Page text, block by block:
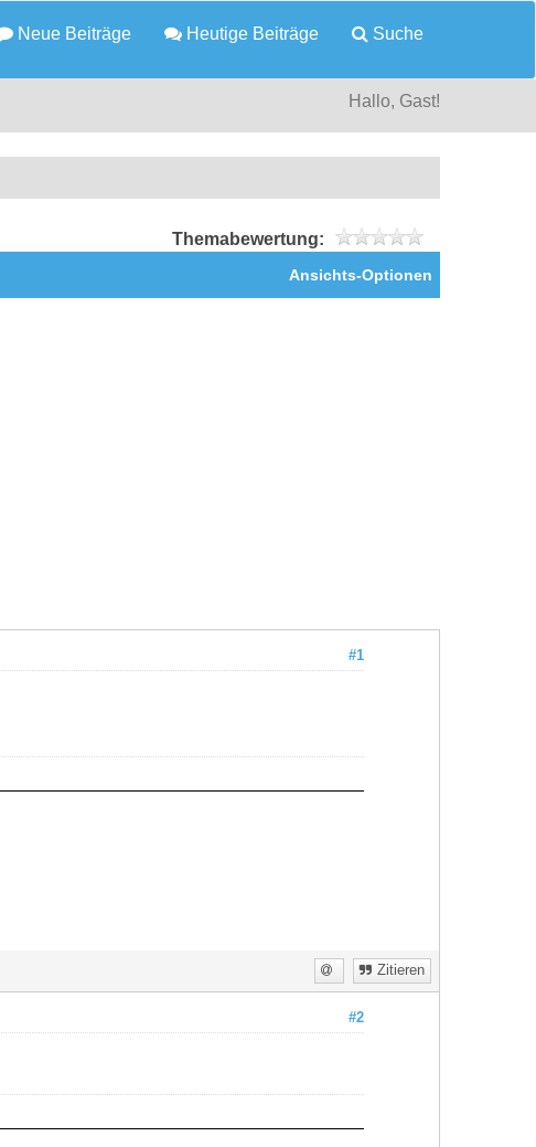
Neue Beiträge Heutige Beiträge Suche
Hallo, Gast!
Themabewertung:
Ansichts-Optionen
#1
Zitieren
#2